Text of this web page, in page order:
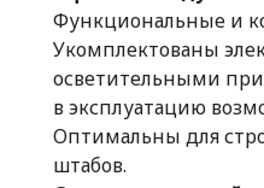
Функциональные и
Укомплектованы
осветительными
в эксплуатацию
Оптимальны для
штабов.